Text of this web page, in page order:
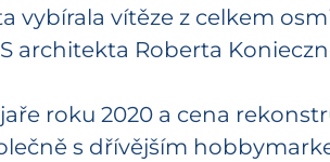
vybírala vítěze z celkem
architekta Roberta
roku 2020 a cena
s dřívějším